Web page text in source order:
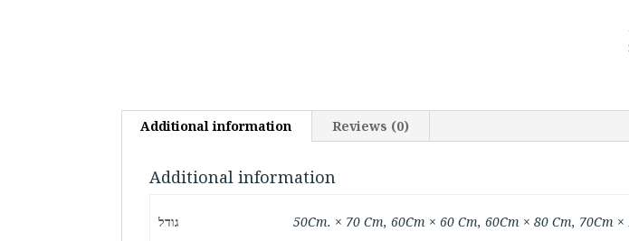
Additional information Reviews (0)
Additional information
גודל 50Cm. × 70 Cm, 60Cm × 60 Cm, 60Cm × 80 Cm, 70Cm